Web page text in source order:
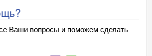
Ваши вопросы и поможем сделать